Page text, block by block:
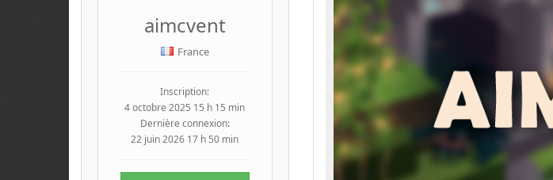
aimcvent
France
Inscription:
4 octobre 2025 15 h 15 min
Dernière connexion:
22 juin 2026 17 h 50 min